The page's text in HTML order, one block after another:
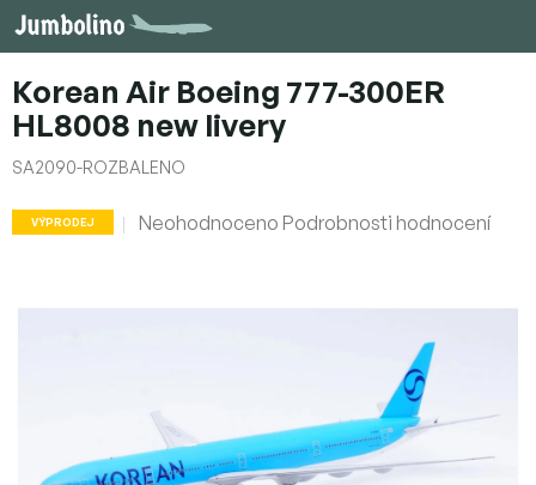
Přejít
na
Korean Air Boeing 777-300ER
HL8008 new livery
SA2090-ROZBALENO
VÝPRODEJ
Průměrné
Neohodnoceno Podrobnosti hodnocení